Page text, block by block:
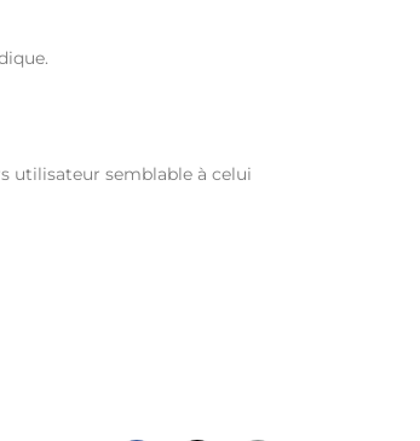
utilisateur semblable à celui